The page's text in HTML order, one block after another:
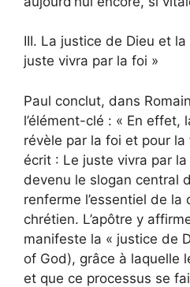
III. La justice de Dieu et
juste vivra par la foi »
Paul conclut, dans
l’élément-clé : « En effet,
révèle par la foi et pour la
écrit : Le juste vivra par
devenu le slogan central
renferme l’essentiel de
chrétien. L’apôtre y
manifeste la « justice de
of God), grâce à laquelle
et que ce processus se